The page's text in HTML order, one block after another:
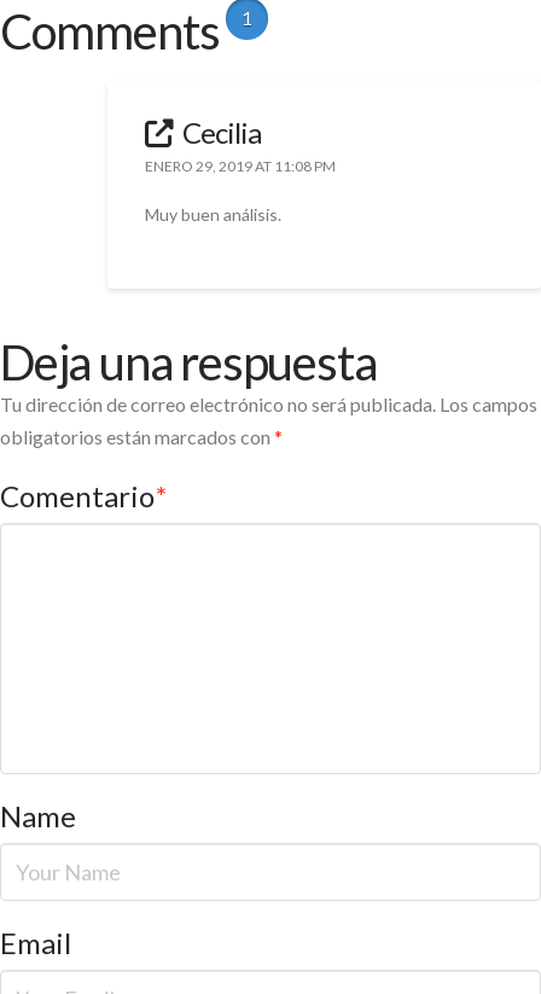
Comments 1
Cecilia
ENERO 29, 2019 AT 11:08 PM
Muy buen análisis.
Deja una respuesta
Tu dirección de correo electrónico no será publicada. Los campos
obligatorios están marcados con *
Comentario*
Name
Email